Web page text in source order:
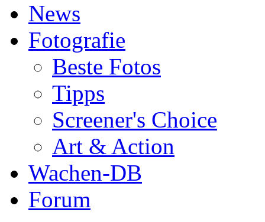
News
Fotografie
Beste Fotos
Tipps
Screener's Choice
Art & Action
Wachen-DB
Forum